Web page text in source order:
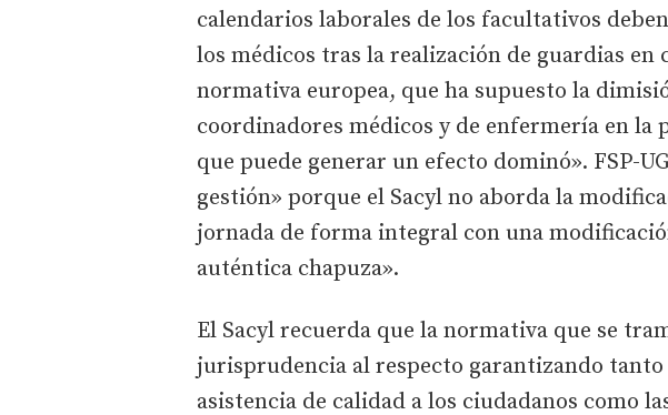
calendarios laborales de los facultativos
los médicos tras la realización de guardias
normativa europea, que ha supuesto la
coordinadores médicos y de enfermería en la
que puede generar un efecto dominó». FSP-
gestión» porque el Sacyl no aborda la
jornada de forma integral con una
auténtica chapuza».
El Sacyl recuerda que la normativa que se
jurisprudencia al respecto garantizando
asistencia de calidad a los ciudadanos como